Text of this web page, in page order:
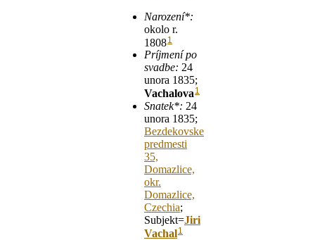
Narození*:
okolo r.
18081
Príjmení po
svadbe: 24
unora 1835;
Vachalova 1
Snatek*: 24
unora 1835;
Bezdekovske
predmesti
35,
Domazlice,
okr.
Domazlice,
Czechia;
Subjekt=Jiri
Vachal1